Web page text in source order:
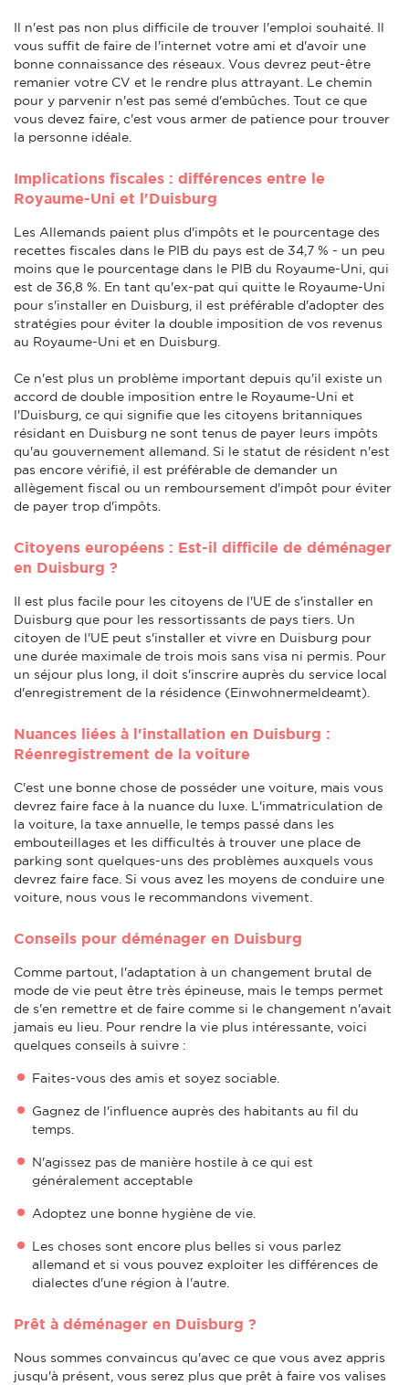
Il n'est pas non plus difficile de trouver l'emploi souhaité. Il
vous suffit de faire de l'internet votre ami et d'avoir une
bonne connaissance des réseaux. Vous devrez peut-être
remanier votre CV et le rendre plus attrayant. Le chemin
pour y parvenir n'est pas semé d'embûches. Tout ce que
vous devez faire, c'est vous armer de patience pour trouver
la personne idéale.
Implications fiscales : différences entre le
Royaume-Uni et l'Duisburg
Les Allemands paient plus d'impôts et le pourcentage des
recettes fiscales dans le PIB du pays est de 34,7 % - un peu
moins que le pourcentage dans le PIB du Royaume-Uni, qui
est de 36,8 %. En tant qu'ex-pat qui quitte le Royaume-Uni
pour s'installer en Duisburg, il est préférable d'adopter des
stratégies pour éviter la double imposition de vos revenus
au Royaume-Uni et en Duisburg.
Ce n'est plus un problème important depuis qu'il existe un
accord de double imposition entre le Royaume-Uni et
l'Duisburg, ce qui signifie que les citoyens britanniques
résidant en Duisburg ne sont tenus de payer leurs impôts
qu'au gouvernement allemand. Si le statut de résident n'est
pas encore vérifié, il est préférable de demander un
allègement fiscal ou un remboursement d'impôt pour éviter
de payer trop d'impôts.
Citoyens européens : Est-il difficile de déménager
en Duisburg ?
Il est plus facile pour les citoyens de l'UE de s'installer en
Duisburg que pour les ressortissants de pays tiers. Un
citoyen de l'UE peut s'installer et vivre en Duisburg pour
une durée maximale de trois mois sans visa ni permis. Pour
un séjour plus long, il doit s'inscrire auprès du service local
d'enregistrement de la résidence (Einwohnermeldeamt).
Nuances liées à l'installation en Duisburg :
Réenregistrement de la voiture
C'est une bonne chose de posséder une voiture, mais vous
devrez faire face à la nuance du luxe. L'immatriculation de
la voiture, la taxe annuelle, le temps passé dans les
embouteillages et les difficultés à trouver une place de
parking sont quelques-uns des problèmes auxquels vous
devrez faire face. Si vous avez les moyens de conduire une
voiture, nous vous le recommandons vivement.
Conseils pour déménager en Duisburg
Comme partout, l'adaptation à un changement brutal de
mode de vie peut être très épineuse, mais le temps permet
de s'en remettre et de faire comme si le changement n'avait
jamais eu lieu. Pour rendre la vie plus intéressante, voici
quelques conseils à suivre :
Faites-vous des amis et soyez sociable.
Gagnez de l'influence auprès des habitants au fil du
temps.
N'agissez pas de manière hostile à ce qui est
généralement acceptable
Adoptez une bonne hygiène de vie.
Les choses sont encore plus belles si vous parlez
allemand et si vous pouvez exploiter les différences de
dialectes d'une région à l'autre.
Prêt à déménager en Duisburg ?
Nous sommes convaincus qu'avec ce que vous avez appris
jusqu'à présent, vous serez plus que prêt à faire vos valises